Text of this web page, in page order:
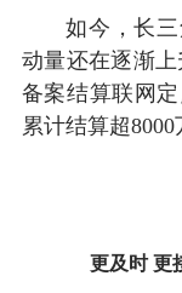
如今，长
动量还在逐渐
备案结算联网
累计结算超8000
更及时 更